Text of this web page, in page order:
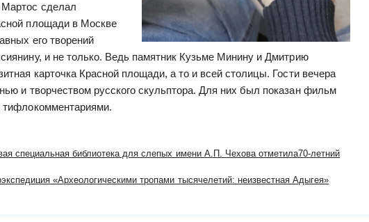
сделал
площади в Москве
его творений
и не только. Ведь памятник Кузьме Минину и Дмитрию
карточка Красной площади, а то и всей столицы. Гости вечера
и творчеством русского скульптора. Для них был показан фильм
специальная библиотека для слепых имени А.П. Чехова отметила70-летний
«Археологическими тропами тысячелетий: неизвестная Адыгея»